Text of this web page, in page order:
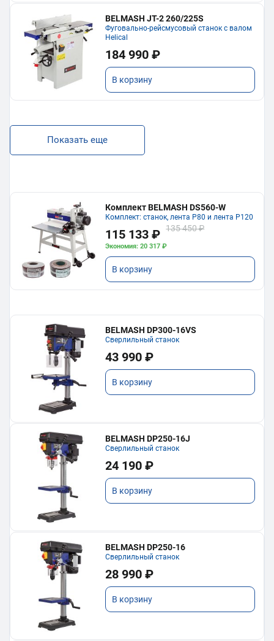
BELMASH JT-2 260/225S
Фуговально-рейсмусовый станок с валом
Helical
184 990 ₽
В корзину
Показать еще
Комплект BELMASH DS560-W
Комплект: станок, лента P80 и лента P120
115 133 ₽ 135 450 ₽
Экономия: 20 317 ₽
В корзину
BELMASH DP300-16VS
Сверлильный станок
43 990 ₽
В корзину
BELMASH DP250-16J
Сверлильный станок
24 190 ₽
В корзину
BELMASH DP250-16
Сверлильный станок
28 990 ₽
В корзину